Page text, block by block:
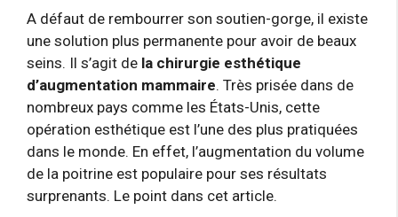
A défaut de rembourrer son soutien-gorge, il existe
une solution plus permanente pour avoir de beaux
seins. Il s’agit de la chirurgie esthétique
d’augmentation mammaire. Très prisée dans de
nombreux pays comme les États-Unis, cette
opération esthétique est l’une des plus pratiquées
dans le monde. En effet, l’augmentation du volume
de la poitrine est populaire pour ses résultats
surprenants. Le point dans cet article.